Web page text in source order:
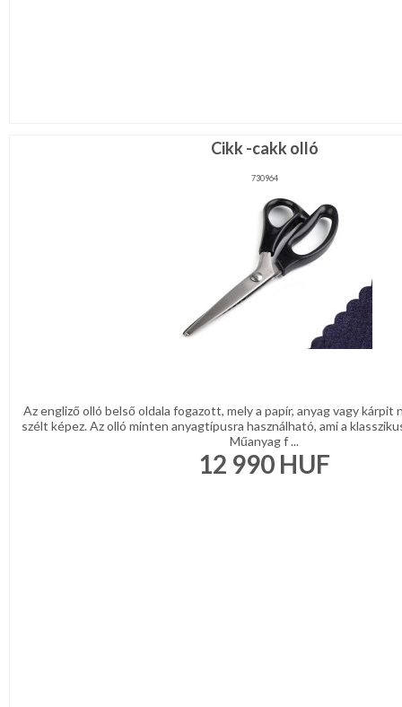
Cikk -cakk olló
730964
Az engliző olló belső oldala fogazott, mely a papír, anyag vagy kárpit
szélt képez. Az olló minten anyagtípusra használható, ami a
Műanyag f ...
12 990 HUF